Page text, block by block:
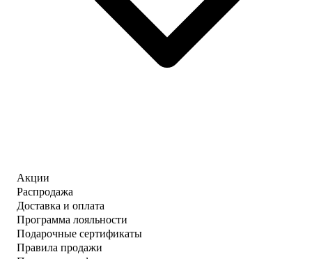
Акции
Распродажа
Доставка и оплата
Программа лояльности
Подарочные сертификаты
Правила продажи